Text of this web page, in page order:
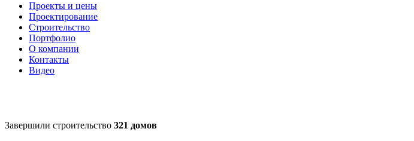
Проекты и цены
Проектирование
Строительство
Портфолио
О компании
Контакты
Видео
Завершили строительство 321 домов